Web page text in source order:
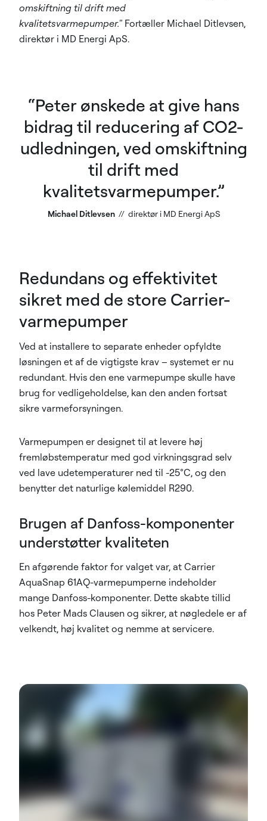
omskiftning til drift med
kvalitetsvarmepumper." Fortæller Michael Ditlevsen,
direktør i MD Energi ApS.
Peter ønskede at give hans
bidrag til reducering af CO2-
udledningen, ved omskiftning
til drift med
kvalitetsvarmepumper.
Michael Ditlevsen direktør i MD Energi ApS
Redundans og effektivitet
sikret med de store Carrier-
varmepumper
Ved at installere to separate enheder opfyldte
løsningen et af de vigtigste krav – systemet er nu
redundant. Hvis den ene varmepumpe skulle have
brug for vedligeholdelse, kan den anden fortsat
sikre varmeforsyningen.
Varmepumpen er designet til at levere høj
fremløbstemperatur med god virkningsgrad selv
ved lave udetemperaturer ned til -25°C, og den
benytter det naturlige kølemiddel R290.
Brugen af Danfoss-komponenter
understøtter kvaliteten
En afgørende faktor for valget var, at Carrier
AquaSnap 61AQ-varmepumperne indeholder
mange Danfoss-komponenter. Dette skabte tillid
hos Peter Mads Clausen og sikrer, at nøgledele er af
velkendt, høj kvalitet og nemme at servicere.